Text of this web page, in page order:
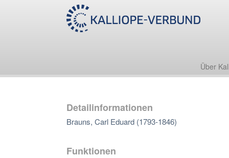
Über
Detailinformationen
Brauns, Carl Eduard (1793-1846)
Funktionen